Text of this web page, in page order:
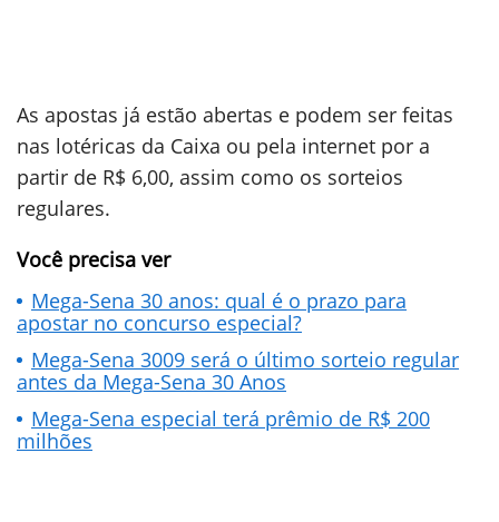
As apostas já estão abertas e podem ser feitas
nas lotéricas da Caixa ou pela internet por a
partir de R$ 6,00, assim como os sorteios
regulares.
Você precisa ver
Mega-Sena 30 anos: qual é o prazo para
apostar no concurso especial?
Mega-Sena 3009 será o último sorteio regular
antes da Mega-Sena 30 Anos
Mega-Sena especial terá prêmio de R$ 200
milhões